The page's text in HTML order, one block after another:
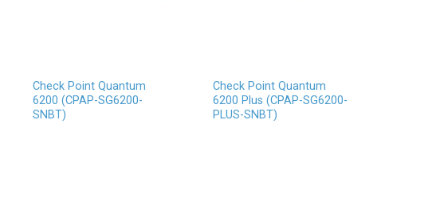
Check Point Quantum
6200 (CPAP-SG6200-
SNBT)
Check Point Quantum
6200 Plus (CPAP-SG6200-
PLUS-SNBT)